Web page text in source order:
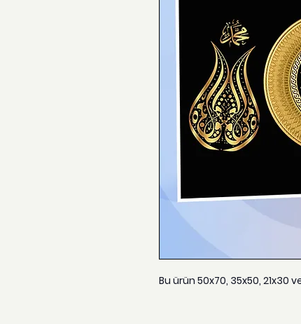
Bu ürün 50x70, 35x50, 21x30